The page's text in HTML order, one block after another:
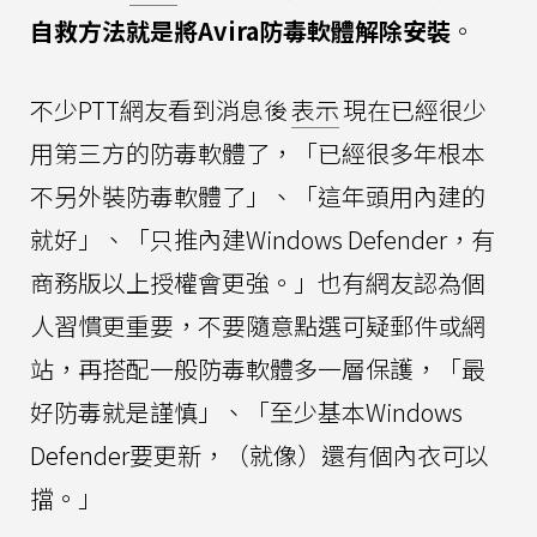
自救方法就是將Avira防毒軟體解除安裝 。
不少PTT網友看到消息後表示現在已經很少
用第三方的防毒軟體了，「已經很多年根本
不另外裝防毒軟體了」、「這年頭用內建的
就好」、「只推內建Windows Defender，有
商務版以上授權會更強。」也有網友認為個
人習慣更重要，不要隨意點選可疑郵件或網
站，再搭配一般防毒軟體多一層保護，「最
好防毒就是謹慎」、「至少基本Windows
Defender要更新，（就像）還有個內衣可以
擋。」